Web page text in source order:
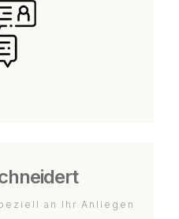
an Ihr Anliegen